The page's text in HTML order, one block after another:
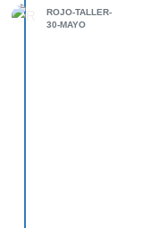
ROJO-TALLER-
30-MAYO